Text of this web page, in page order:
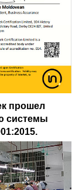
прошел
системы